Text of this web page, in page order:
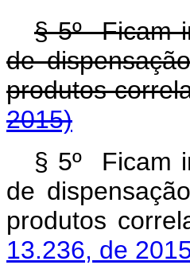
§ 5º Ficam
de
produtos
2015)
§ 5º Ficam
de
13.236, de